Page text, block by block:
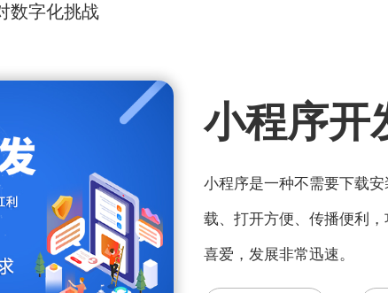
数字化挑战
小程序开
小程序是一种不需要下载
载、打开方便、传播便利
喜爱，发展非常迅速。